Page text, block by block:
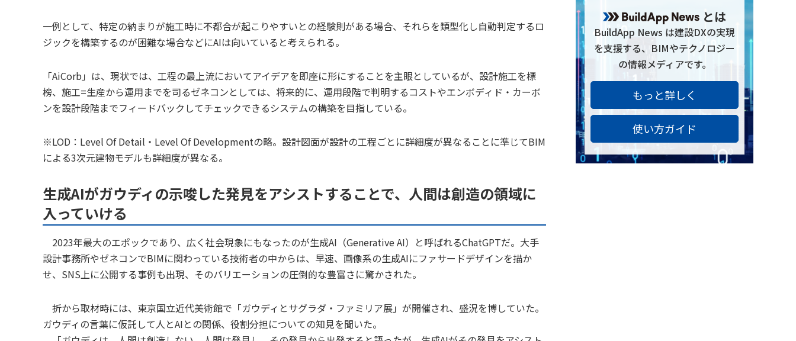
一例として、特定の納まりが施工時に不都合が起こりやすいとの経験則がある場合、それらを類型化し自動判定するロ
ジックを構築するのが困難な場合などにAIは向いていると考えられる。
「AiCorb」は、現状では、工程の最上流においてアイデアを即座に形にすることを主眼としているが、設計施工を標
榜、施工=生産から運用までを司るゼネコンとしては、将来的に、運用段階で判明するコストやエンボディド・カーボ
ンを設計段階までフィードバックしてチェックできるシステムの構築を目指している。
※LOD：Level Of Detail・Level Of Developmentの略。設計図面が設計の工程ごとに詳細度が異なることに準じてBIM
による3次元建物モデルも詳細度が異なる。
生成AIがガウディの示唆した発見をアシストすることで、人間は創造の領域に
入っていける
2023年最大のエポックであり、広く社会現象にもなったのが生成AI（Generative AI）と呼ばれるChatGPTだ。大手
設計事務所やゼネコンでBIMに関わっている技術者の中からは、早速、画像系の生成AIにファサードデザインを描か
せ、SNS上に公開する事例も出現、そのバリエーションの圧倒的な豊富さに驚かされた。
折から取材時には、東京国立近代美術館で「ガウディとサグラダ・ファミリア展」が開催され、盛況を博していた。
ガウディの言葉に仮託して人とAIとの関係、役割分担についての知見を聞いた。
とは
BuildApp News は建設DXの実現
を支援する、BIMやテクノロジー
の情報メディアです。
もっと詳しく
使い方ガイド